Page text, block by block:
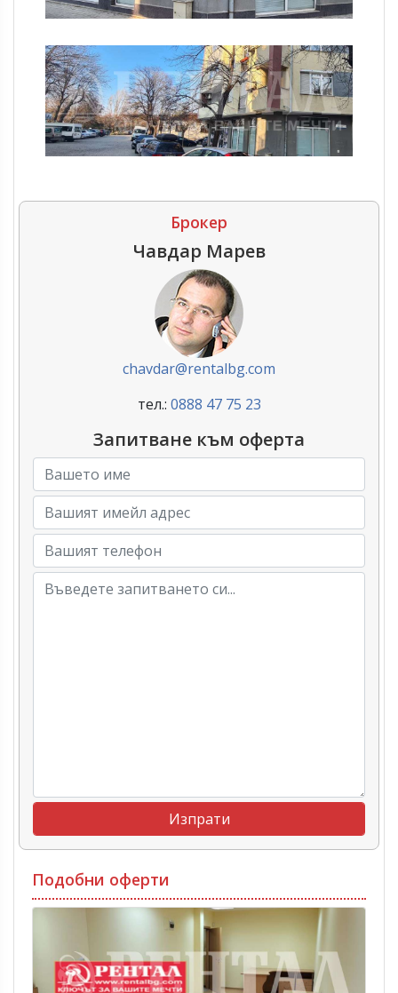
Брокер
Чавдар Марев
chavdar@rentalbg.com
тел.: 0888 47 75 23
Запитване към оферта
Подобни оферти